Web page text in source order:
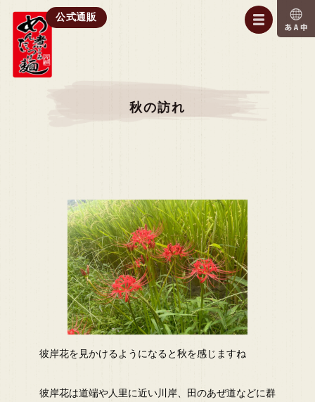
公式通販
秋の訪れ
彼岸花を見かけるようになると秋を感じますね
彼岸花は道端や人里に近い川岸、田のあぜ道などに群